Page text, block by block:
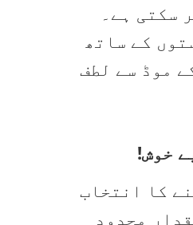
سکتی ہے۔
کے ساتھ
موڈ سے لطف
کا انتخاب
محدود